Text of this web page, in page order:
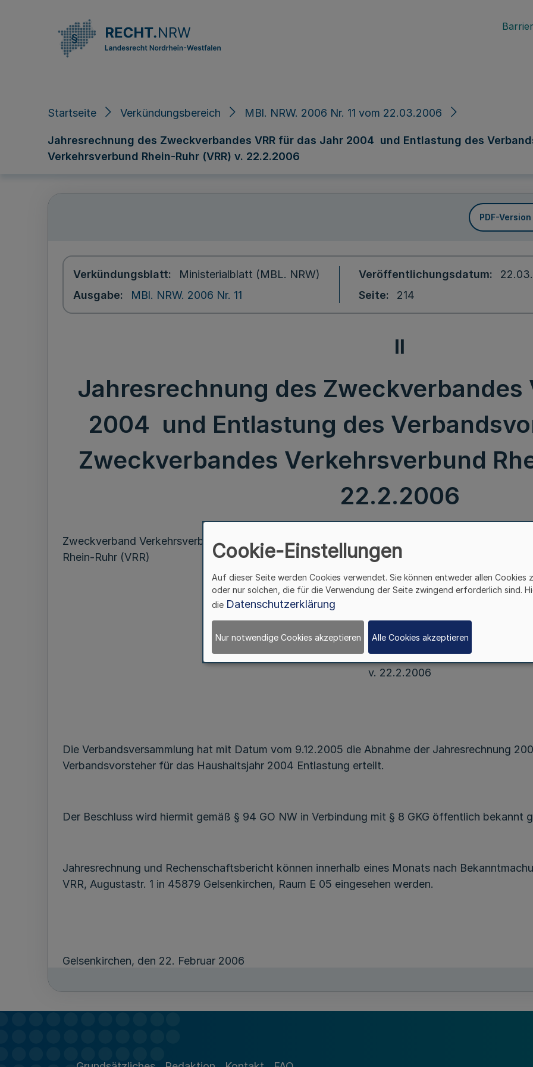
Startseite Verkündungsbereich MBl. NRW. 2006 Nr. 11 vom 22.03.2006
Jahresrechnung des Zweckverbandes VRR für das Jahr 2004 und Entlastung des
Verkehrsverbund Rhein-Ruhr (VRR) v. 22.2.2006
PDF-
Verkündungsblatt
Ministerialblatt (MBL. NRW)
Ausgabe
MBl. NRW. 2006 Nr. 11
Veröffentlichungsdatum
Seite
214
II
Jahresrechnung des Zweckverbandes
2004 und Entlastung des
Zweckverbandes Verkehrsverbund
22.2.2006
Zweckverband Verkehrsverbund
Rhein-Ruhr (VRR)
Jahresrechnung des Zweckverbandes VRR für das Jahr
und Entlastung des Verbandsvorstehers
Bek. d. Zweckverbandes Verkehrsverbund Rhein-Ruhr
v. 22.2.2006
Die Verbandsversammlung hat mit Datum vom 9.12.2005 die Abnahme der Jahresrechnung
Verbandsvorsteher für das Haushaltsjahr 2004 Entlastung erteilt.
Der Beschluss wird hiermit gemäß § 94 GO NW in Verbindung mit § 8 GKG öffentlich bekannt
Jahresrechnung und Rechenschaftsbericht können innerhalb eines Monats nach
VRR, Augustastr. 1 in 45879 Gelsenkirchen, Raum E 05 eingesehen werden.
Gelsenkirchen, den 22. Februar 2006
Adolf M i k s c h
Cookie-Einstellungen
Auf dieser Seite werden Cookies verwendet. Sie können entweder allen Cookies
oder nur solchen, die für die Verwendung der Seite zwingend erforderlich sind.
die Datenschutzerklärung
Nur notwendige Cookies akzeptieren Alle Cookies akzeptieren